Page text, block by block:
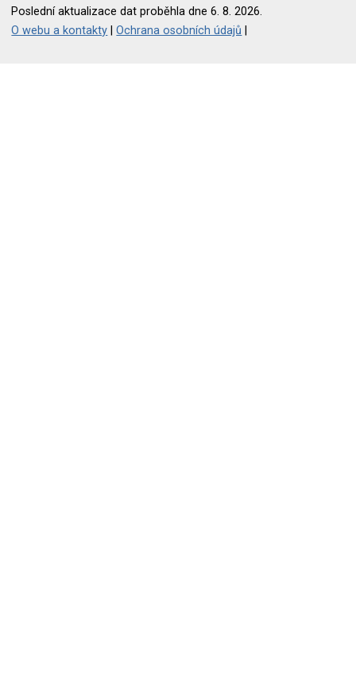
Poslední aktualizace dat proběhla dne 6. 8. 2026.
O webu a kontakty |Ochrana osobních údajů